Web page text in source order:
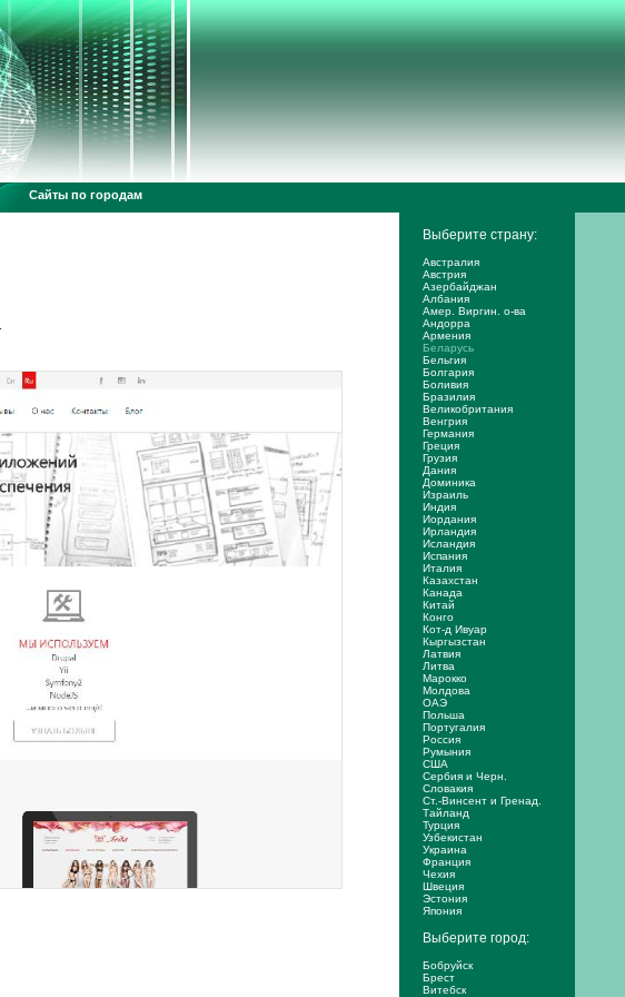
Сайты по городам
Выберите страну:
Австралия
Австрия
Азербайджан
Албания
Амер. Виргин. о-ва
Андорра
Армения
Беларусь
Бельгия
Болгария
Боливия
Бразилия
Великобритания
Венгрия
Германия
Греция
Грузия
Дания
Доминика
Израиль
Индия
Иордания
Ирландия
Исландия
Испания
Италия
Казахстан
Канада
Китай
Конго
Кот-д Ивуар
Кыргызстан
Латвия
Литва
Марокко
Молдова
ОАЭ
Польша
Португалия
Россия
Румыния
США
Сербия и Черн.
Словакия
Ст.-Винсент и Гренад.
Тайланд
Турция
Узбекистан
Украина
Франция
Чехия
Швеция
Эстония
Япония
Выберите город:
Бобруйск
Брест
Витебск